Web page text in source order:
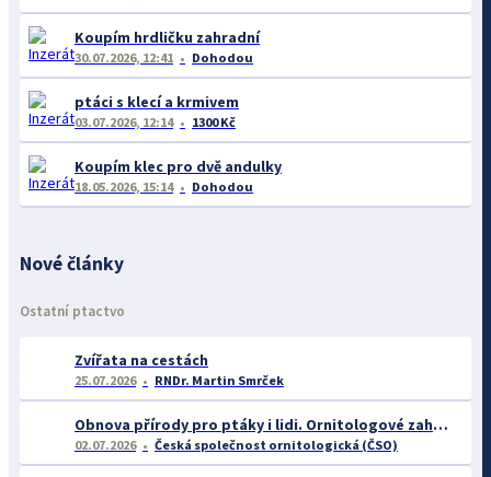
Koupím hrdličku zahradní
30.07.2026, 12:41 Dohodou
ptáci s klecí a krmivem
03.07.2026, 12:14 1300 Kč
Koupím klec pro dvě andulky
18.05.2026, 15:14 Dohodou
Nové články
Ostatní ptactvo
Zvířata na cestách
25.07.2026 RNDr. Martin Smrček
Obnova přírody pro ptáky i lidi. Ornitologové zahájili důležitý projekt pro rozvoj Střimické výsypky
02.07.2026 Česká společnost ornitologická (ČSO)